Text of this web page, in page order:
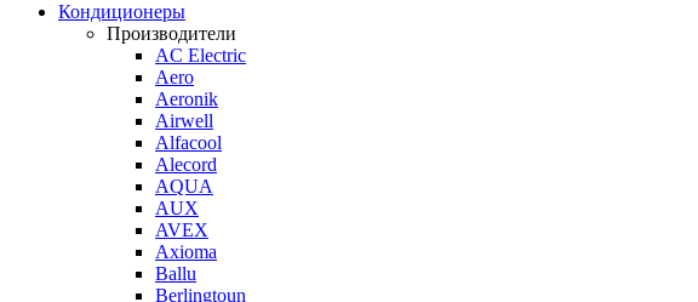
Кондиционеры
Производители
AC Electric
Aero
Aeronik
Airwell
Alfacool
Alecord
AQUA
AUX
AVEX
Axioma
Ballu
Berlingtoun